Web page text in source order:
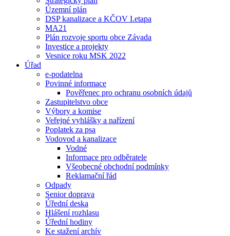
Územní plán
DSP kanalizace a KČOV I.etapa
MA21
Plán rozvoje sportu obce Závada
Investice a projekty
Vesnice roku MSK 2022
Úřad
e-podatelna
Povinné informace
Pověřenec pro ochranu osobních údajů
Zastupitelstvo obce
Výbory a komise
Veřejné vyhlášky a nařízení
Poplatek za psa
Vodovod a kanalizace
Vodné
Informace pro odběratele
Všeobecné obchodní podmínky
Reklamační řád
Odpady
Senior doprava
Úřední deska
Hlášení rozhlasu
Úřední hodiny
Ke stažení archív